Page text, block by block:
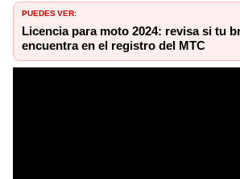
PUEDES VER:
Licencia para moto 2024: revisa si tu
encuentra en el registro del MTC